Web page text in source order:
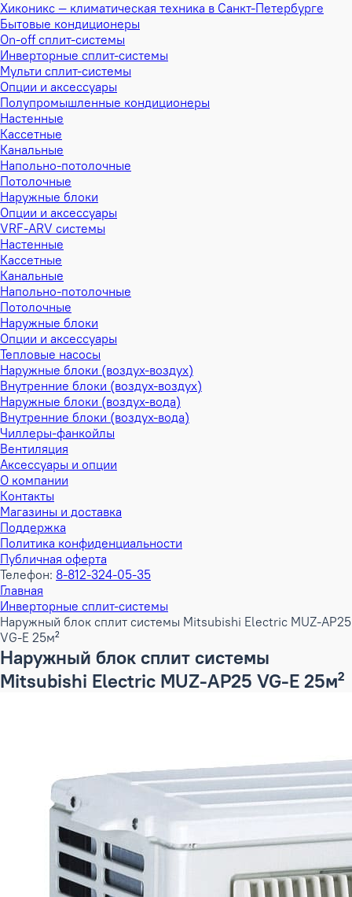
Хиконикс — климатическая техника в Санкт-Петербурге
Бытовые кондиционеры
On-off сплит-системы
Инверторные сплит-системы
Мульти сплит-системы
Опции и аксессуары
Полупромышленные кондиционеры
Настенные
Кассетные
Канальные
Напольно-потолочные
Потолочные
Наружные блоки
Опции и аксессуары
VRF-ARV системы
Настенные
Кассетные
Канальные
Напольно-потолочные
Потолочные
Наружные блоки
Опции и аксессуары
Тепловые насосы
Наружные блоки (воздух-воздух)
Внутренние блоки (воздух-воздух)
Наружные блоки (воздух-вода)
Внутренние блоки (воздух-вода)
Чиллеры-фанкойлы
Вентиляция
Аксессуары и опции
О компании
Контакты
Магазины и доставка
Поддержка
Политика конфиденциальности
Публичная оферта
Телефон: 8-812-324-05-35
Главная
Инверторные сплит-системы
Наружный блок сплит системы Mitsubishi Electric MUZ-AP25
VG-E 25м²
Наружный блок сплит системы
Mitsubishi Electric MUZ-AP25 VG-E 25м²